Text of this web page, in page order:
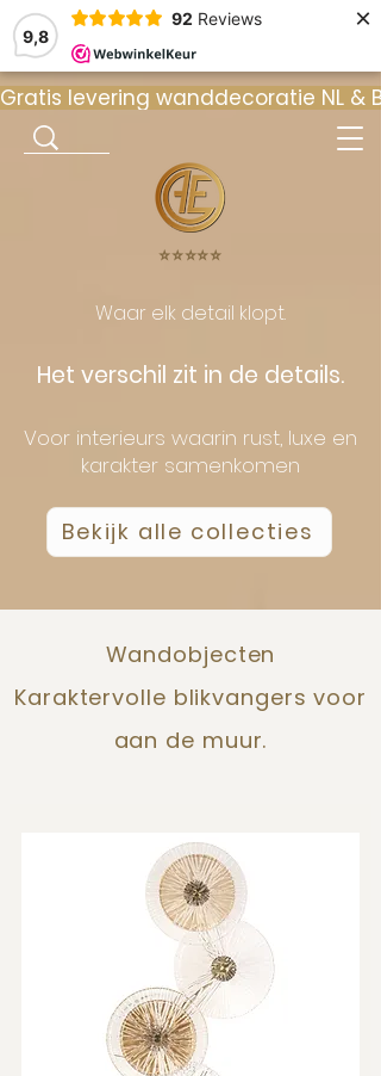
9,8
92 Reviews ×
Gratis levering wanddecoratie NL
⭐️⭐️⭐️⭐️⭐️
Waar elk detail klopt.
Het verschil zit in de details.
Voor interieurs waarin rust, luxe en
karakter samenkomen
Bekijk alle collecties
Wandobjecten
Karaktervolle blikvangers voor
aan de muur.